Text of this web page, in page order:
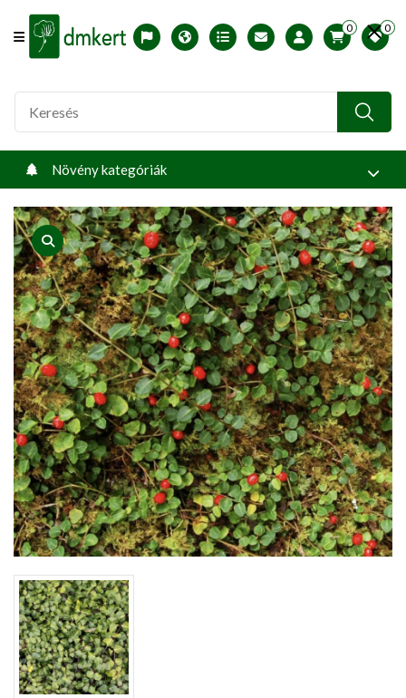
Offcanvas Menu Open
English version
Télállósági zónák
Nyomtatható ABC árjegyzék
Profilom
0 0
Növény kategóriák
product view